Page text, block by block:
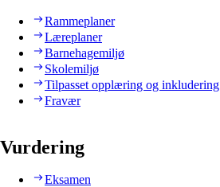
Rammeplaner
Læreplaner
Barnehagemiljø
Skolemiljø
Tilpasset opplæring og inkludering
Fravær
Vurdering
Eksamen